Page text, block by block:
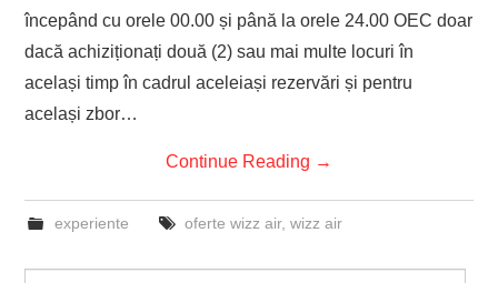
începând cu orele 00.00 și până la orele 24.00 OEC doar
dacă achiziționați două (2) sau mai multe locuri în
același timp în cadrul aceleiași rezervări și pentru
același zbor…
Continue Reading →
experiente oferte wizz air, wizz air